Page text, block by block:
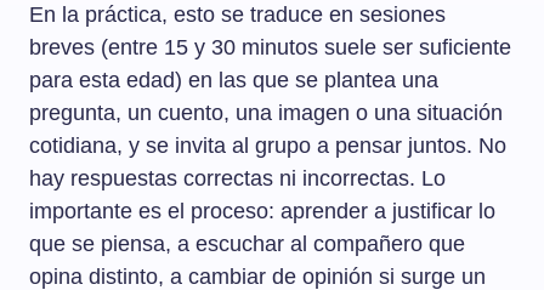
En la práctica, esto se traduce en sesiones
breves (entre 15 y 30 minutos suele ser suficiente
para esta edad) en las que se plantea una
pregunta, un cuento, una imagen o una situación
cotidiana, y se invita al grupo a pensar juntos. No
hay respuestas correctas ni incorrectas. Lo
importante es el proceso: aprender a justificar lo
que se piensa, a escuchar al compañero que
opina distinto, a cambiar de opinión si surge un